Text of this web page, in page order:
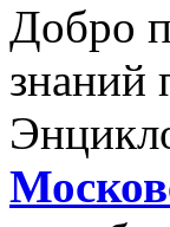
Добро
знаний